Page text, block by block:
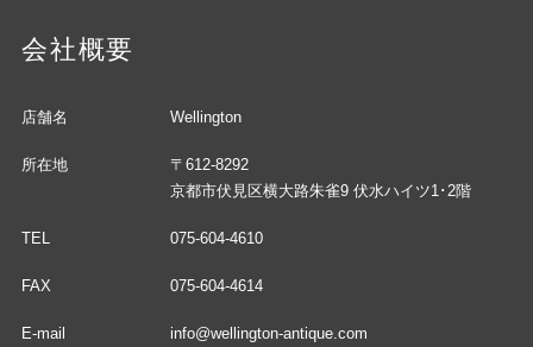
会社概要
店舗名 Wellington
所在地
〒612-8292
京都市伏見区横大路朱雀9 伏水ハイツ1･2階
TEL 075-604-4610
FAX 075-604-4614
E-mail info@wellington-antique.com